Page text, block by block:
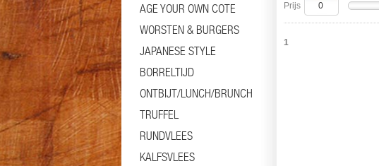
AGE YOUR OWN COTE
WORSTEN & BURGERS
JAPANESE STYLE
BORRELTIJD
ONTBIJT/LUNCH/BRUNCH
TRUFFEL
RUNDVLEES
KALFSVLEES
Prijs
1